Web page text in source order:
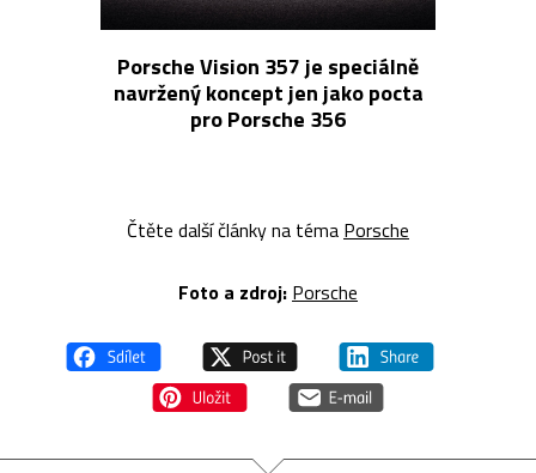
Porsche Vision 357 je speciálně
navržený koncept jen jako pocta
pro Porsche 356
Čtěte další články na téma Porsche
Foto a zdroj: Porsche